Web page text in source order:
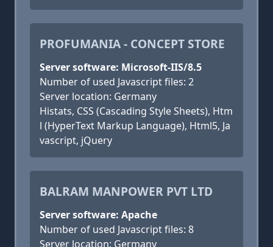
PROFUMANIA - CONCEPT STORE
Server software: Microsoft-IIS/8.5
Number of used Javascript files: 2
Server location: Germany
Histats, CSS (Cascading Style Sheets), Htm
l (HyperText Markup Language), Html5, Ja
vascript, jQuery
BALRAM MANPOWER PVT LTD
Server software: Apache
Number of used Javascript files: 8
Server location: Germany